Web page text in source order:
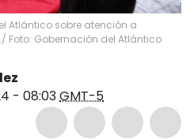
Atlántico sobre atención a
Foto: Gobernación del Atlántico
- 08:03GMT-5